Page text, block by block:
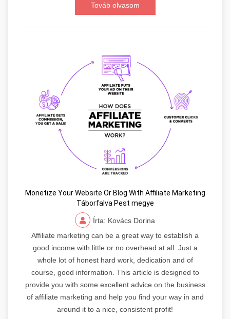
Továb olvasom
Monetize Your Website Or Blog With Affiliate Marketing
Táborfalva Pest megye
Írta: Kovács Dorina
Affiliate marketing can be a great way to establish a
good income with little or no overhead at all. Just a
whole lot of honest hard work, dedication and of
course, good information. This article is designed to
provide you with some excellent advice on the business
of affiliate marketing and help you find your way in and
around it to a nice, consistent profit!